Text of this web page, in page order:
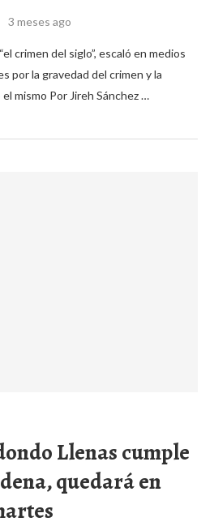
3 meses ago
crimen del siglo”, escaló en medios
por la gravedad del crimen y la
mismo Por Jireh Sánchez …
Llenas cumple
quedará en